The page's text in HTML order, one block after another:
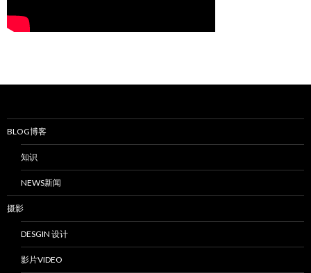
BLOG博客
知识
NEWS新闻
摄影
DESGIN 设计
影片VIDEO